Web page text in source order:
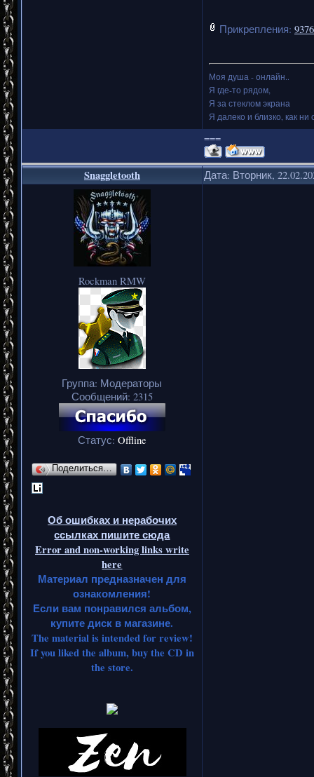
Прикрепления:
Моя душа - онлайн..
Я где-то рядом,
Я за стеклом экрана
Я далеко и близко, как ни
===
Snaggletooth Дата: Вторник,
Rockman RMW
Группа: Модераторы
Сообщений: 2315
Статус: Offline
Поделиться…
Об ошибках и нерабочих
ссылках пишите сюда
Error and non-working links write
here
Материал предназначен для
ознакомления!
Если вам понравился альбом,
купите диск в магазине.
The material is intended for review!
If you liked the album, buy the CD in
the store.